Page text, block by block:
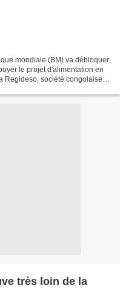
mondiale (BM) va débloquer
le projet d'alimentation en
Regideso, société congolaise
très loin de la